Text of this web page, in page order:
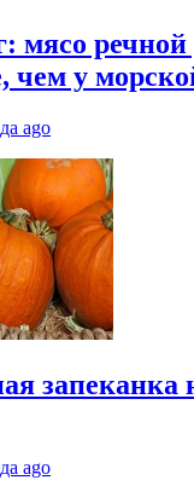
мясо
чем у
ago
запеканка
ago